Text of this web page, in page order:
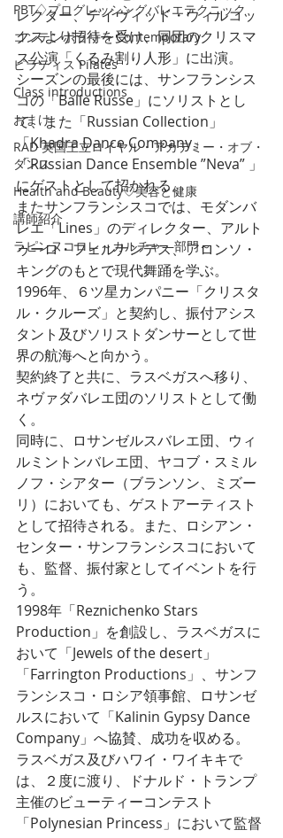
PBT♢プログレッシングバレエテクニック
コンテンポラリー Contemporary
ピラティス Pilates
Class introductions
おまけ
RAD 英国王立ロイヤル・アカデミー・オブ・
ダンス
Health and Beauty♡美容と健康
講師紹介
ラピンヌコロレ～カルチャ―部門～
レクター、デイヴィッド・ウィルコッ
クスより招待を受け、同団のクリスマ
ス公演「くるみ割り人形」に出演。
シーズンの最後には、サンフランシス
コの「Balle Russe」にソリストとし
て、また「Russian Collection」
「Khadra Dance Company」
「Russian Dance Ensemble ”Neva” 」
にゲストとして招かれる。
またサンフランシスコでは、モダンバ
レエ「Lines」のディレクター、アルト
ゥーロ・フェルナンデス、アロンソ・
キングのもとで現代舞踊を学ぶ。
1996年、６ツ星カンパニー「クリスタ
ル・クルーズ」と契約し、振付アシス
タント及びソリストダンサーとして世
界の航海へと向かう。
契約終了と共に、ラスベガスへ移り、
ネヴァダバレエ団のソリストとして働
く。
同時に、ロサンゼルスバレエ団、ウィ
ルミントンバレエ団、ヤコブ・スミル
ノフ・シアター（ブランソン、ミズー
リ）においても、ゲストアーティスト
として招待される。また、ロシアン・
センター・サンフランシスコにおいて
も、監督、振付家としてイベントを行
う。
1998年「Reznichenko Stars
Production」を創設し、ラスベガスに
おいて「Jewels of the desert」
「Farrington Productions」、サンフ
ランシスコ・ロシア領事館、ロサンゼ
ルスにおいて「Kalinin Gypsy Dance
Company」へ協賛、成功を収める。
ラスベガス及びハワイ・ワイキキで
は、２度に渡り、ドナルド・トランプ
主催のビューティーコンテスト
「Polynesian Princess」において監督